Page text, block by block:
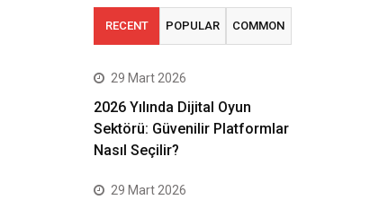
RECENT POPULAR COMMON
29 Mart 2026
2026 Yılında Dijital Oyun
Sektörü: Güvenilir Platformlar
Nasıl Seçilir?
29 Mart 2026